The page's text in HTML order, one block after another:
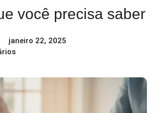
você precisa saber
janeiro 22, 2025